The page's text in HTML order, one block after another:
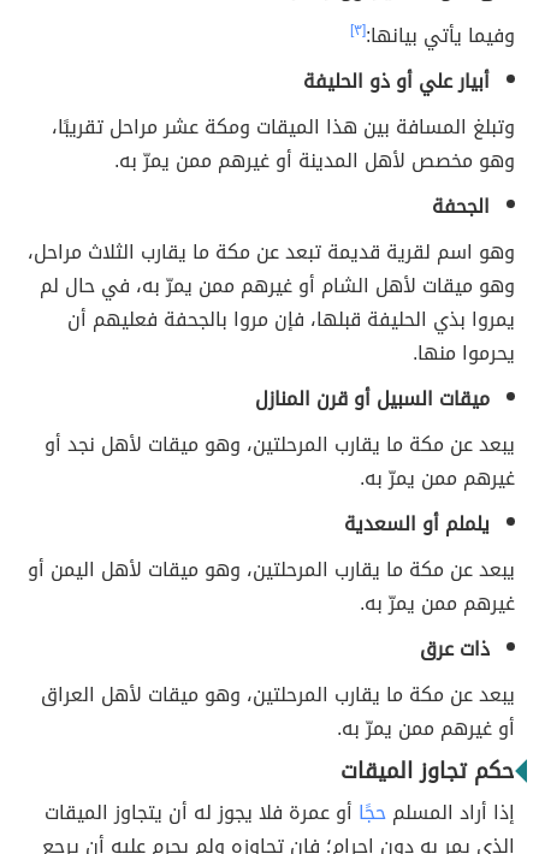
وفيما يأتي بيانها:[٣]
أبيار علي أو ذو الحليفة
وتبلغ المسافة بين هذا الميقات ومكة عشر مراحل تقريبًا،
وهو مخصص لأهل المدينة أو غيرهم ممن يمرّ به.
الجحفة
وهو اسم لقرية قديمة تبعد عن مكة ما يقارب الثلاث مراحل،
وهو ميقات لأهل الشام أو غيرهم ممن يمرّ به، في حال لم
يمروا بذي الحليفة قبلها، فإن مروا بالجحفة فعليهم أن
يحرموا منها.
ميقات السبيل أو قرن المنازل
يبعد عن مكة ما يقارب المرحلتين، وهو ميقات لأهل نجد أو
غيرهم ممن يمرّ به.
يلملم أو السعدية
يبعد عن مكة ما يقارب المرحلتين، وهو ميقات لأهل اليمن أو
غيرهم ممن يمرّ به.
ذات عرق
يبعد عن مكة ما يقارب المرحلتين، وهو ميقات لأهل العراق
أو غيرهم ممن يمرّ به.
حكم تجاوز الميقات
إذا أراد المسلمحجًا أو عمرة فلا يجوز له أن يتجاوز الميقات
الذي يمر به دون إحرام؛ فإن تجاوزه ولم يحرم عليه أن يرجع